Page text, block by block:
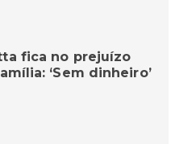
fica no prejuízo
‘Sem dinheiro’